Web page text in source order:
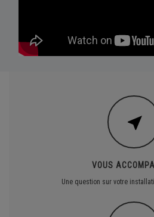
VOUS
Une question sur votre